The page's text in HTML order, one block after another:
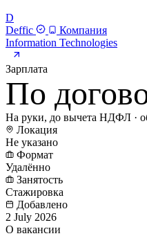
D
Deffic
Компания
Information Technologies
Зарплата
По
На руки, до вычета НДФЛ ·
Локация
Не указано
Формат
Удалённо
Занятость
Стажировка
Добавлено
2 July 2026
О вакансии